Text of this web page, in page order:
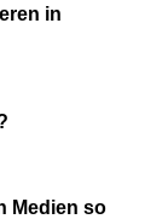
in
Medien so